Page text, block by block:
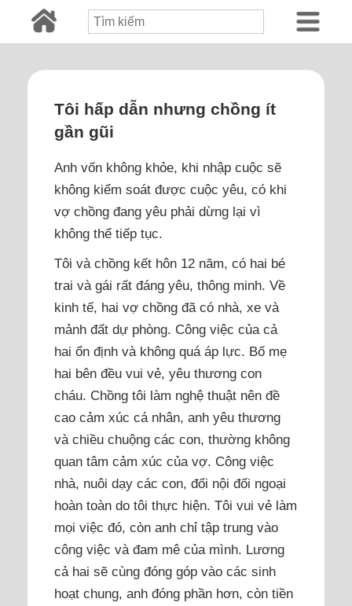
Tôi hấp dẫn nhưng chồng ít
gần gũi
Anh vốn không khỏe, khi nhập cuộc sẽ
không kiểm soát được cuộc yêu, có khi
vợ chồng đang yêu phải dừng lại vì
không thể tiếp tục.
Tôi và chồng kết hôn 12 năm, có hai bé
trai và gái rất đáng yêu, thông minh. Về
kinh tế, hai vợ chồng đã có nhà, xe và
mảnh đất dự phòng. Công việc của cả
hai ổn định và không quá áp lực. Bố mẹ
hai bên đều vui vẻ, yêu thương con
cháu. Chồng tôi làm nghệ thuật nên đề
cao cảm xúc cá nhân, anh yêu thương
và chiều chuộng các con, thường không
quan tâm cảm xúc của vợ. Công việc
nhà, nuôi dạy các con, đối nội đối ngoại
hoàn toàn do tôi thực hiện. Tôi vui vẻ làm
mọi việc đó, còn anh chỉ tập trung vào
công việc và đam mê của mình. Lương
cả hai sẽ cùng đóng góp vào các sinh
hoạt chung, anh đóng phần hơn, còn tiền